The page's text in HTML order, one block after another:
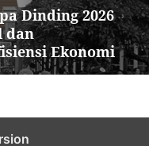
Dinding 2026
dan
Ekonomi